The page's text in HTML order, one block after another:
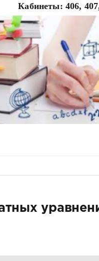
Кабинеты: 406,